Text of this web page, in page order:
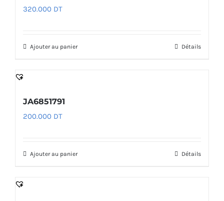
320.000 DT
Ajouter au panier Détails
JA6851791
200.000 DT
Ajouter au panier Détails